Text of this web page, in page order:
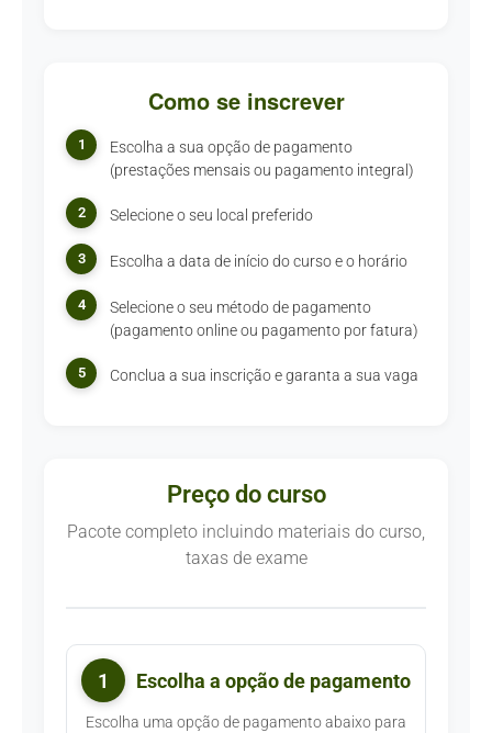
Como se inscrever
1
Escolha a sua opção de pagamento
(prestações mensais ou pagamento integral)
2 Selecione o seu local preferido
3 Escolha a data de início do curso e o horário
4
Selecione o seu método de pagamento
(pagamento online ou pagamento por fatura)
5 Conclua a sua inscrição e garanta a sua vaga
Preço do curso
Pacote completo incluindo materiais do curso,
taxas de exame
1 Escolha a opção de pagamento
Escolha uma opção de pagamento abaixo para